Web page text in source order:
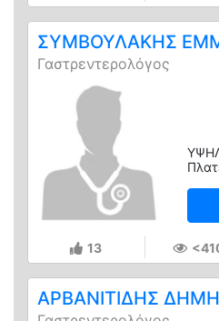
ΣΥΜΒΟΥΛΑΚΗΣ
Γαστρεντερολόγος
13
ΑΡΒΑΝΙΤΙΔΗΣ